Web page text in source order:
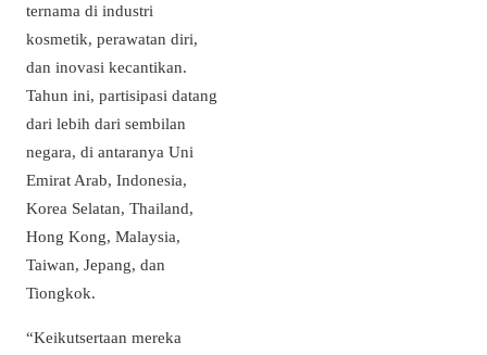
ternama di industri
kosmetik, perawatan diri,
dan inovasi kecantikan.
Tahun ini, partisipasi datang
dari lebih dari sembilan
negara, di antaranya Uni
Emirat Arab, Indonesia,
Korea Selatan, Thailand,
Hong Kong, Malaysia,
Taiwan, Jepang, dan
Tiongkok.
“Keikutsertaan mereka